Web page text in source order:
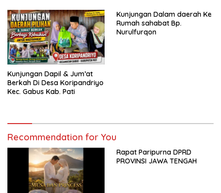
Kunjungan Dapil & Jum’at
Berkah Di Desa Koripandriyo
Kec. Gabus Kab. Pati
Kunjungan Dalam daerah Ke
Rumah sahabat Bp.
Nurulfurqon
Recommendation for You
Rapat Paripurna DPRD
PROVINSI JAWA TENGAH